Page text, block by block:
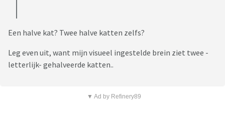
Een halve kat? Twee halve katten zelfs?
Leg even uit, want mijn visueel ingestelde brein ziet twee -
letterlijk- gehalveerde katten..
▼ Ad by Refinery89